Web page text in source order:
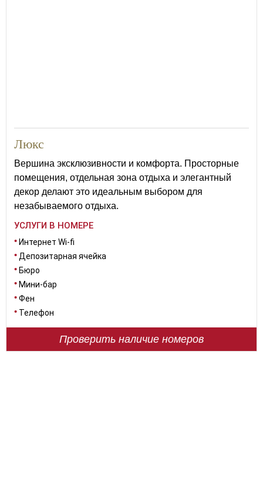
Люкс
Вершина эксклюзивности и комфорта. Просторные
помещения, отдельная зона отдыха и элегантный
декор делают это идеальным выбором для
незабываемого отдыха.
УСЛУГИ В НОМЕРЕ
Интернет Wi-fi
Депозитарная ячейка
Бюро
Мини-бар
Фен
Телефон
Проверить наличие номеров